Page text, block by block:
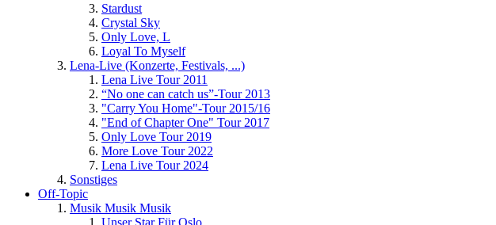
Stardust
Crystal Sky
Only Love, L
Loyal To Myself
Lena-Live (Konzerte, Festivals, ...)
Lena Live Tour 2011
“No one can catch us”-Tour 2013
"Carry You Home"-Tour 2015/16
"End of Chapter One" Tour 2017
Only Love Tour 2019
More Love Tour 2022
Lena Live Tour 2024
Sonstiges
Off-Topic
Musik Musik Musik